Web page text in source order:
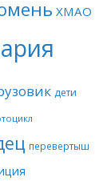
ХМАО
дети
перевертыш